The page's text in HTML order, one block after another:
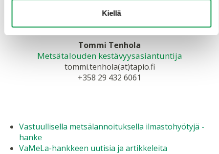
Kiellä
Tommi Tenhola
Metsätalouden kestävyysasiantuntija
tommi.tenhola(at)tapio.fi
+358 29 432 6061
Vastuullisella metsälannoituksella ilmastohyötyjä -
hanke
VaMeLa-hankkeen uutisia ja artikkeleita